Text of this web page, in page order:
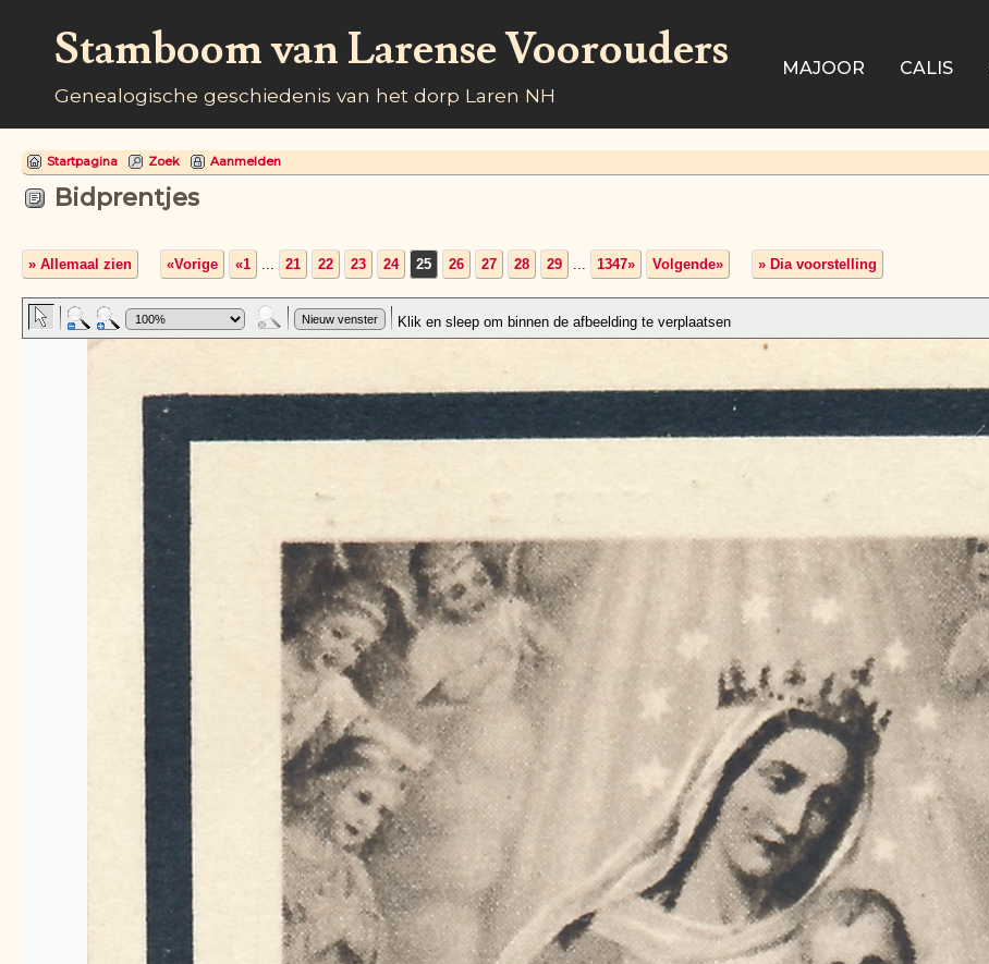
Stamboom van Larense Voorouders
Genealogische geschiedenis van het dorp Laren NH
MAJOOR CALIS
Startpagina Zoek Aanmelden
Bidprentjes
» Allemaal zien «Vorige «1 ... 21 22 23 24 25 26 27 28 29 ... 1347» Volgende» » Dia voorstelling